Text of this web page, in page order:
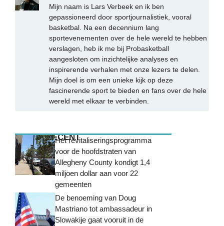
Mijn naam is Lars Verbeek en ik ben
gepassioneerd door sportjournalistiek, vooral
basketbal. Na een decennium lang
sportevenementen over de hele wereld te hebben
verslagen, heb ik me bij Probasketball
aangesloten om inzichtelijke analyses en
inspirerende verhalen met onze lezers te delen.
Mijn doel is om een unieke kijk op deze
fascinerende sport te bieden en fans over de hele
wereld met elkaar te verbinden.
MEEST RECENTHet revitaliseringsprogramma
voor de hoofdstraten van
Allegheny County kondigt 1,4
miljoen dollar aan voor 22
gemeenten
De benoeming van Doug
Mastriano tot ambassadeur in
Slowakije gaat vooruit in de